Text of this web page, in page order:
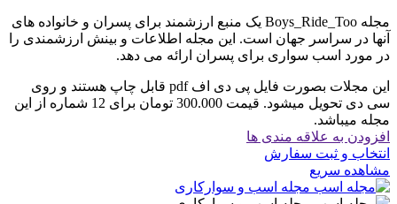
مجله Boys_Ride_Too یک منبع ارزشمند برای پسران و خانواده های
آنها در سراسر جهان است. این مجله اطلاعات و بینش ارزشمندی را
در مورد اسب سواری برای پسران ارائه می دهد.
این مجلات بصورت فایل پی دی اف pdf قابل چاپ هستند و روی
سی دی تحویل میشود. قیمت 300.000 تومان برای 12 شماره از این
مجله میباشد.
افزودن به علاقه مندی ها
انتخاب و ثبت سفارش
مشاهده سریع